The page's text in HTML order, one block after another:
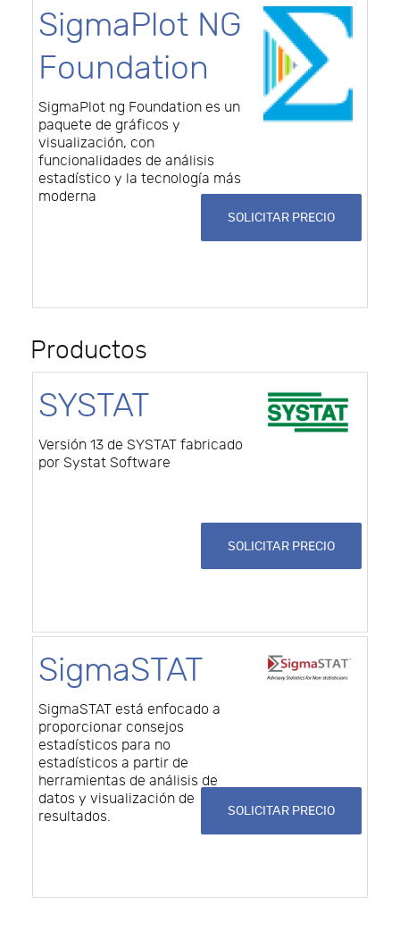
SigmaPlot NG
Foundation
SigmaPlot ng Foundation es un
paquete de gráficos y
visualización, con
funcionalidades de análisis
estadístico y la tecnología más
moderna
SOLICITAR PRECIO
Productos
SYSTAT
Versión 13 de SYSTAT fabricado
por Systat Software
SOLICITAR PRECIO
SigmaSTAT
SigmaSTAT está enfocado a
proporcionar consejos
estadísticos para no
estadísticos a partir de
herramientas de análisis de
datos y visualización de
resultados.
SOLICITAR PRECIO